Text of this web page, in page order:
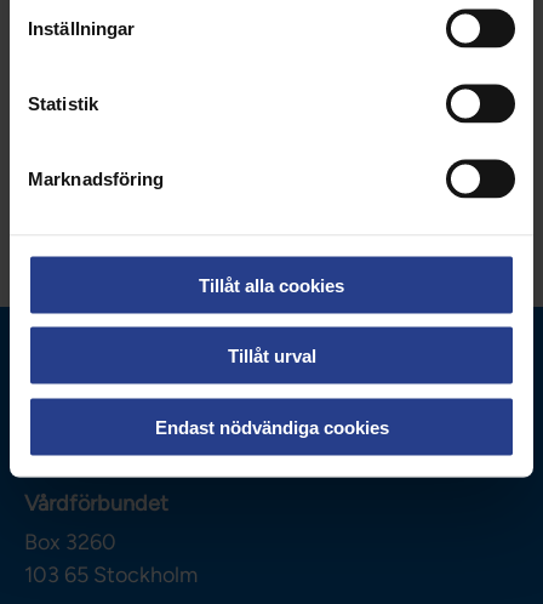
Inställningar
Statistik
Marknadsföring
Tillåt alla cookies
Tillåt urval
Endast nödvändiga cookies
Uppdaterad:
Dela sidan:
Vårdförbundet
Box 3260
103 65 Stockholm